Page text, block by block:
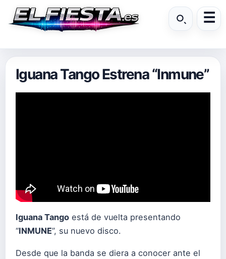
Iguana Tango Estrena “Inmune”
Iguana Tango está de vuelta presentando
“INMUNE”, su nuevo disco.
Desde que la banda se diera a conocer ante el